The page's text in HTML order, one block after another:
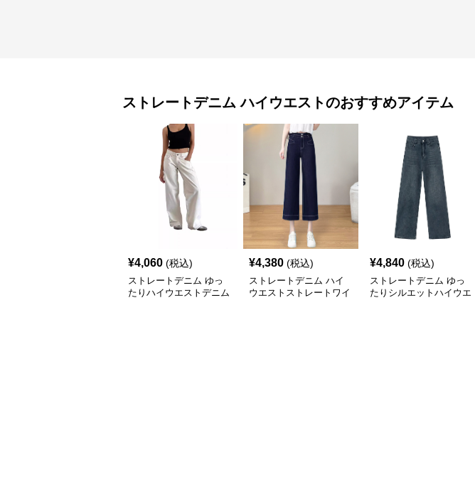
ストレートデニム ハイウエストのおすすめアイテム
¥4,060 (税込)
ストレートデニム ゆっ
たりハイウエストデニム
¥4,380 (税込)
ストレートデニム ハイ
ウエストストレートワイ
¥4,840 (税込)
ストレートデニム ゆっ
たりシルエットハイウエ